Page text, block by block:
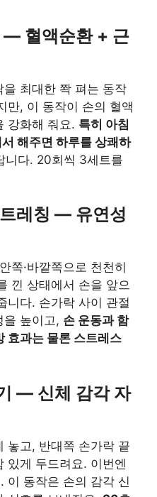
혈액순환 + 근
최대한 쫙 펴는 동작
만, 이 동작이 손의 혈액
강화해 줘요. 특히 아침
해주면 하루를 상쾌하
니다. 20회씩 3세트를
레칭 — 유연성
쪽·바깥쪽으로 천천히
낀 상태에서 손을 앞으
니다. 손가락 사이 관절
을 높이고, 손 운동과 함
효과는 물론 스트레스
— 신체 감각 자
놓고, 반대쪽 손가락 끝
있게 두드려요. 이번엔
이 동작은 손의 감각 신